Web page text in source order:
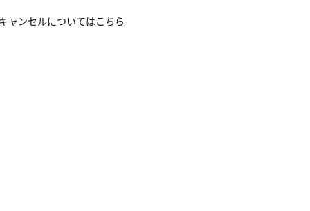
ャンセルについてはこちら